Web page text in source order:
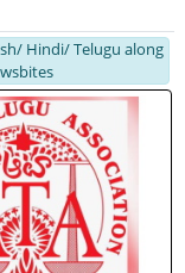
Hindi/ Telugu along